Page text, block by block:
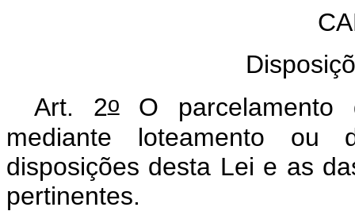
Art. 2oO parcelamento
mediante loteamento ou
disposições desta Lei e as
pertinentes.